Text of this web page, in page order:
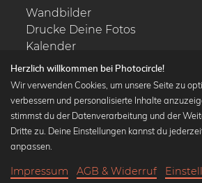
Wandbilder
Drucke Deine Fotos
Kalender
Beliebte Kollektionen
Wandbilder in schwarz-weiß
Klassiker der Kunstgeschichte
Herzlich willkommen bei Photocircle!
Wir verwenden Cookies, um unsere Seite zu
verbessern und personalisierte Inhalte
stimmst du der Datenverarbeitung und der
Dritte zu. Deine Einstellungen kannst du
anpassen.
Impressum AGB & Widerruf